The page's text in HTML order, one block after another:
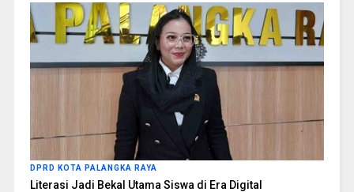
DPRD KOTA PALANGKA RAYA
Literasi Jadi Bekal Utama Siswa di Era Digital